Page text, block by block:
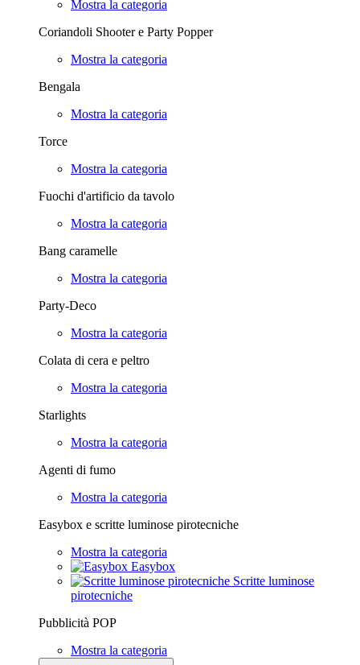
Mostra la categoria
Coriandoli Shooter e Party Popper
Mostra la categoria
Bengala
Mostra la categoria
Torce
Mostra la categoria
Fuochi d'artificio da tavolo
Mostra la categoria
Bang caramelle
Mostra la categoria
Party-Deco
Mostra la categoria
Colata di cera e peltro
Mostra la categoria
Starlights
Mostra la categoria
Agenti di fumo
Mostra la categoria
Easybox e scritte luminose pirotecniche
Mostra la categoria
Easybox
Scritte luminose
pirotecniche
Pubblicità POP
Mostra la categoria